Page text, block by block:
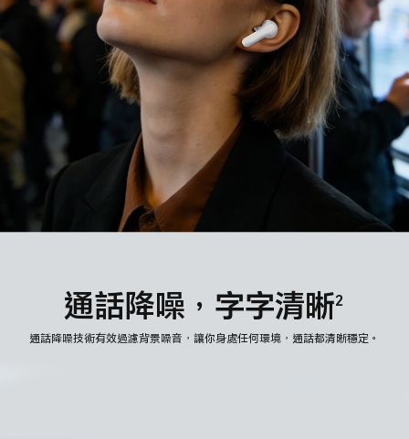
通話降噪，字字清晰2
通話降噪技術有效過濾背景噪音，讓你身處任何環境，通話都清晰穩定。